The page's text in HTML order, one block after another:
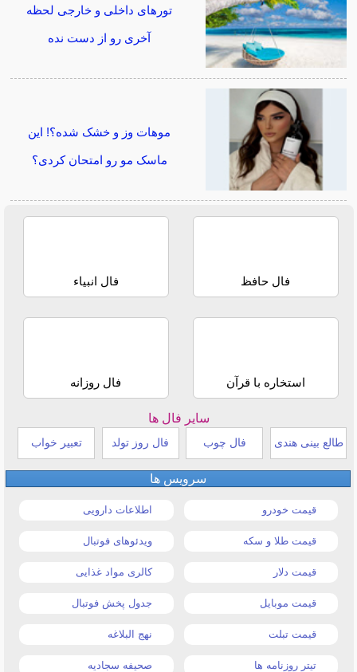
تورهای داخلی و خارجی لحظه
آخری رو از دست نده
موهات وز و خشک شده؟! این
ماسک مو رو امتحان کردی؟
فال حافظ فال انبیاء
استخاره با قرآن فال روزانه
سایر فال ها
طالع بینی هندی فال چوب فال روز تولد تعبیر خواب
سرویس ها
قیمت خودرو اطلاعات دارویی
قیمت طلا و سکه ویدئوهای فوتبال
قیمت دلار کالری مواد غذایی
قیمت موبایل جدول پخش فوتبال
قیمت تبلت نهج البلاغه
تیتر روزنامه ها صحیفه سجادیه